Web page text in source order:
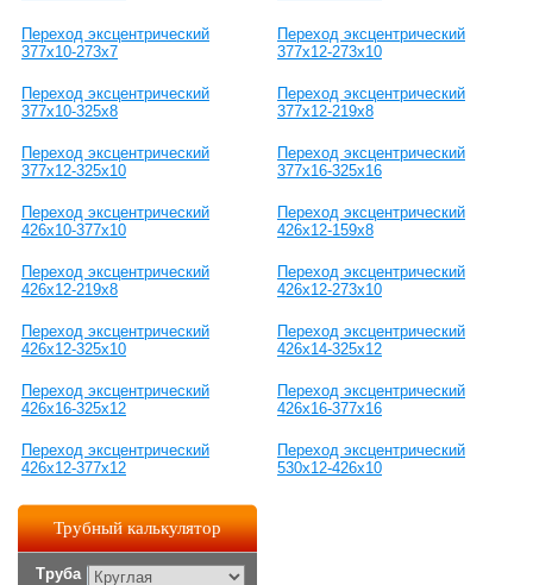
Переход эксцентрический
377х10-273х7
Переход эксцентрический
377х12-273х10
Переход эксцентрический
377х10-325х8
Переход эксцентрический
377х12-219х8
Переход эксцентрический
377х12-325х10
Переход эксцентрический
377х16-325х16
Переход эксцентрический
426х10-377х10
Переход эксцентрический
426х12-159х8
Переход эксцентрический
426х12-219х8
Переход эксцентрический
426х12-273х10
Переход эксцентрический
426х12-325х10
Переход эксцентрический
426х14-325х12
Переход эксцентрический
426х16-325х12
Переход эксцентрический
426х16-377х16
Переход эксцентрический
426х12-377х12
Переход эксцентрический
530х12-426х10
Трубный калькулятор
Труба